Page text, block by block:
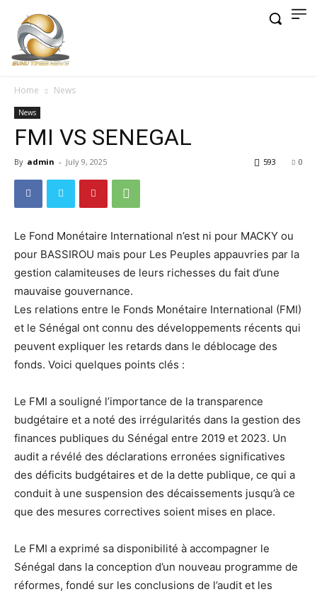
Home News
News
FMI VS SENEGAL
By admin - July 9, 2025 0
593
Le Fond Monétaire International n’est ni pour MACKY ou
pour BASSIROU mais pour Les Peuples appauvries par la
gestion calamiteuses de leurs richesses du fait d’une
mauvaise gouvernance.
Les relations entre le Fonds Monétaire International (FMI)
et le Sénégal ont connu des développements récents qui
peuvent expliquer les retards dans le déblocage des
fonds. Voici quelques points clés :
Le FMI a souligné l’importance de la transparence
budgétaire et a noté des irrégularités dans la gestion des
finances publiques du Sénégal entre 2019 et 2023. Un
audit a révélé des déclarations erronées significatives
des déficits budgétaires et de la dette publique, ce qui a
conduit à une suspension des décaissements jusqu’à ce
que des mesures correctives soient mises en place.
Le FMI a exprimé sa disponibilité à accompagner le
Sénégal dans la conception d’un nouveau programme de
réformes, fondé sur les conclusions de l’audit et les